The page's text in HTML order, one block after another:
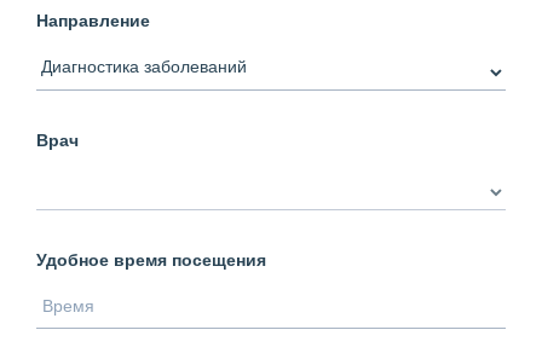
Направление
Врач
Удобное время посещения